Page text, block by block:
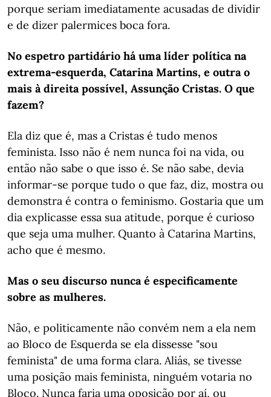
porque seriam imediatamente acusadas de dividir
e de dizer palermices boca fora.
No espetro partidário há uma líder política na
extrema-esquerda, Catarina Martins, e outra o
mais à direita possível, Assunção Cristas. O que
fazem?
Ela diz que é, mas a Cristas é tudo menos
feminista. Isso não é nem nunca foi na vida, ou
então não sabe o que isso é. Se não sabe, devia
informar-se porque tudo o que faz, diz, mostra ou
demonstra é contra o feminismo. Gostaria que um
dia explicasse essa sua atitude, porque é curioso
que seja uma mulher. Quanto à Catarina Martins,
acho que é mesmo.
Mas o seu discurso nunca é especificamente
sobre as mulheres.
Não, e politicamente não convém nem a ela nem
ao Bloco de Esquerda se ela dissesse "sou
feminista" de uma forma clara. Aliás, se tivesse
uma posição mais feminista, ninguém votaria no
Bloco. Nunca faria uma oposição por aí, ou